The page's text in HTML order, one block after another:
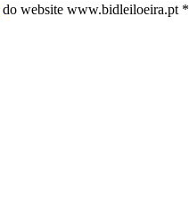
do website www.bidleiloeira.pt *